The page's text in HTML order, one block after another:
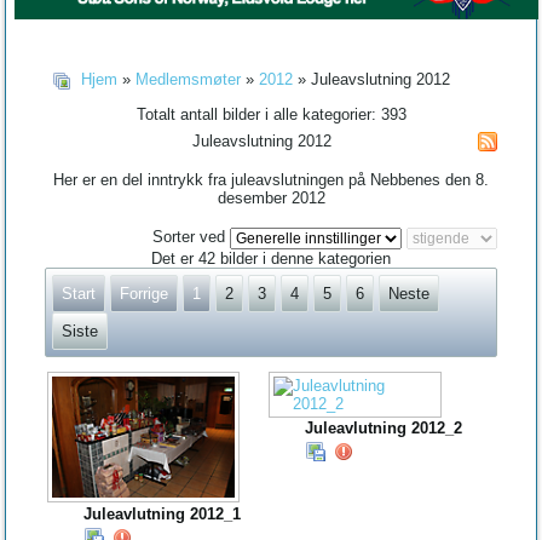
Hjem » Medlemsmøter» 2012» Juleavslutning 2012
Totalt antall bilder i alle kategorier: 393
Juleavslutning 2012
Her er en del inntrykk fra juleavslutningen på Nebbenes den 8.
desember 2012
Sorter ved
Det er 42 bilder i denne kategorien
Start
Forrige 1 2 3 4 5 6 Neste
Siste
Juleavlutning 2012_1
Juleavlutning 2012_2